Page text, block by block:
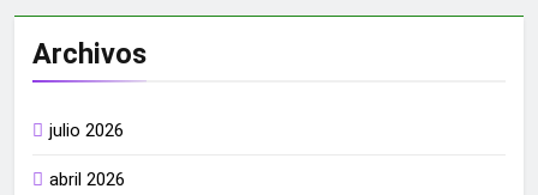
Archivos
julio 2026
abril 2026